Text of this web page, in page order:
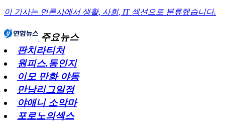
이 기사는 언론사에서 생활, 사회, IT섹션으로 분류했습니다.
주요뉴스
판치라티처
원피스.동인지
이모 만화 야동
만남리그일정
야애니 소악마
포로노의섹스